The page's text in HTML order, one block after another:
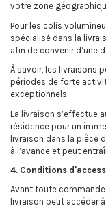
votre zone
Pour les colis
spécialisé dans la
afin de convenir d’une
À savoir, les livraisons
périodes de forte
exceptionnels.
La livraison s’effectue
résidence pour un
livraison dans la pièce
à l’avance et peut
4. Conditions
Avant toute
livraison peut accéder